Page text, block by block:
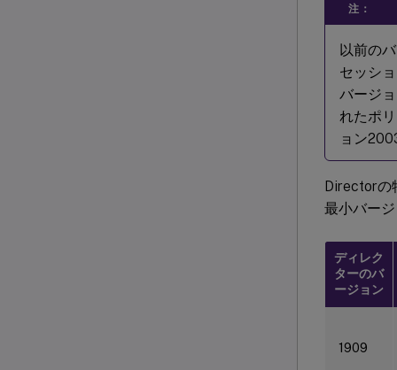
注：
以前の
セッシ
バージ
れたポ
ョン
Directorの
最小バー
ディレク
ターのバ
ージョン
1909